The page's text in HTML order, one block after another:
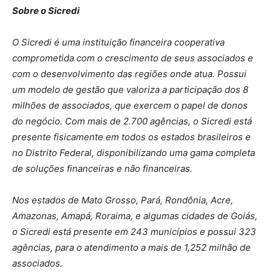
Sobre o Sicredi
O Sicredi é uma instituição financeira cooperativa
comprometida com o crescimento de seus associados e
com o desenvolvimento das regiões onde atua. Possui
um modelo de gestão que valoriza a participação dos 8
milhões de associados, que exercem o papel de donos
do negócio. Com mais de 2.700 agências, o Sicredi está
presente fisicamente em todos os estados brasileiros e
no Distrito Federal, disponibilizando uma gama completa
de soluções financeiras e não financeiras.
Nos estados de Mato Grosso, Pará, Rondônia, Acre,
Amazonas, Amapá, Roraima, e algumas cidades de Goiás,
o Sicredi está presente em 243 municípios e possui 323
agências, para o atendimento a mais de 1,252 milhão de
associados.